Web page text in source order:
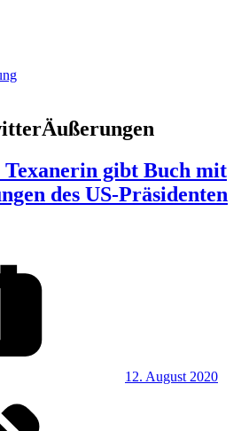
gibt Buch mit
des US-Präsidenten
12. August 2020